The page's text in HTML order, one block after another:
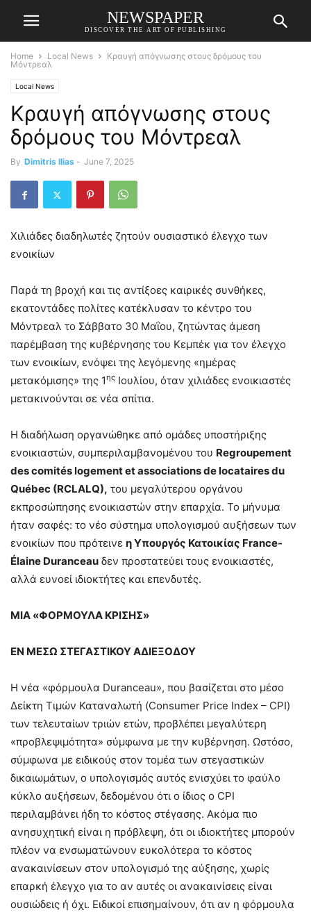
NEWSPAPER
DISCOVER THE ART OF PUBLISHING
Home Local News
Κραυγή απόγνωσης στους δρόμους του
Μόντρεαλ
Local News
Κραυγή απόγνωσης στους
δρόμους του Μόντρεαλ
By Dimitris Ilias - June 7, 2025
Χιλιάδες διαδηλωτές ζητούν ουσιαστικό έλεγχο των
ενοικίων
Παρά τη βροχή και τις αντίξοες καιρικές συνθήκες,
εκατοντάδες πολίτες κατέκλυσαν το κέντρο του
Μόντρεαλ το Σάββατο 30 Μαΐου, ζητώντας άμεση
παρέμβαση της κυβέρνησης του Κεμπέκ για τον έλεγχο
των ενοικίων, ενόψει της λεγόμενης «ημέρας
μετακόμισης» της 1ης Ιουλίου, όταν χιλιάδες ενοικιαστές
μετακινούνται σε νέα σπίτια.
Η διαδήλωση οργανώθηκε από ομάδες υποστήριξης
ενοικιαστών, συμπεριλαμβανομένου του Regroupement
des comités logement et associations de locataires du
Québec (RCLALQ), του μεγαλύτερου οργάνου
εκπροσώπησης ενοικιαστών στην επαρχία. Το μήνυμα
ήταν σαφές: το νέο σύστημα υπολογισμού αυξήσεων των
ενοικίων που πρότεινε η Υπουργός Κατοικίας France-
Élaine Duranceau δεν προστατεύει τους ενοικιαστές,
αλλά ευνοεί ιδιοκτήτες και επενδυτές.
ΜΙΑ «ΦΟΡΜΟΥΛΑ ΚΡΙΣΗΣ»
ΕΝ ΜΕΣΩ ΣΤΕΓΑΣΤΙΚΟΥ ΑΔΙΕΞΟΔΟΥ
Η νέα «φόρμουλα Duranceau», που βασίζεται στο μέσο
Δείκτη Τιμών Καταναλωτή (Consumer Price Index – CPI)
των τελευταίων τριών ετών, προβλέπει μεγαλύτερη
«προβλεψιμότητα» σύμφωνα με την κυβέρνηση. Ωστόσο,
σύμφωνα με ειδικούς στον τομέα των στεγαστικών
δικαιωμάτων, ο υπολογισμός αυτός ενισχύει το φαύλο
κύκλο αυξήσεων, δεδομένου ότι ο ίδιος ο CPI
περιλαμβάνει ήδη το κόστος στέγασης. Ακόμα πιο
ανησυχητική είναι η πρόβλεψη, ότι οι ιδιοκτήτες μπορούν
πλέον να ενσωματώνουν ευκολότερα το κόστος
ανακαινίσεων στον υπολογισμό της αύξησης, χωρίς
επαρκή έλεγχο για το αν αυτές οι ανακαινίσεις είναι
ουσιώδεις ή όχι. Ειδικοί επισημαίνουν, ότι αν η φόρμουλα